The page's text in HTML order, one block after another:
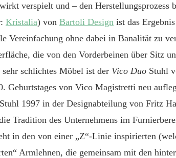
verspielt und – den Herstellungsprozess
Kristalia) von Bartoli Design ist das Ergebnis
Vereinfachung ohne dabei in Banalität zu
die von den Vorderbeinen über Sitz
schlichtes Möbel ist der Vico Duo Stuhl
Geburtstages von Vico Magistretti neu
1997 in der Designabteilung von Fritz
Tradition des Unternehmens im F
in den von einer „Z“-Linie inspirierten (
Armlehnen, die gemeinsam mit den